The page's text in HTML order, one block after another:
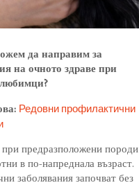
да направим за
на очното здраве при
Редовни профилактични
предразположени породи
в по-напреднала възраст.
заболявания започват без